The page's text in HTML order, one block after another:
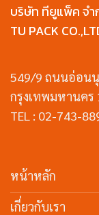
บริษัท ทียูแพ็ค จ
TU PACK
549/9 ถนนอ่อนนุ
กรุงเทพมหานคร
TEL : 02-743-
หน้าหลัก
เกี่ยวกับเรา